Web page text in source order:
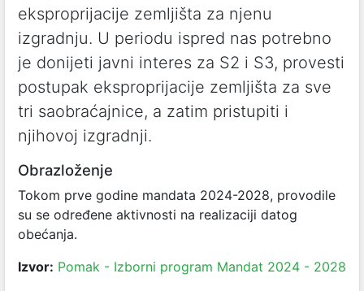
eksproprijacije zemljišta za njenu
izgradnju. U periodu ispred nas potrebno
je donijeti javni interes za S2 i S3, provesti
postupak eksproprijacije zemljišta za sve
tri saobraćajnice, a zatim pristupiti i
njihovoj izgradnji.
Obrazloženje
Tokom prve godine mandata 2024-2028, provodile
su se određene aktivnosti na realizaciji datog
obećanja.
Izvor: Pomak - Izborni program Mandat 2024 - 2028